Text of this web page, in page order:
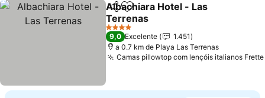
PartilharAdicionar aos favoritos
Albachiara Hotel - Las
Terrenas
Ver preços
4 Estrelas
9,0 Excelente
1.451
a 0.7 km de Playa Las Terrenas
Camas pillowtop com lençóis italianos Frette